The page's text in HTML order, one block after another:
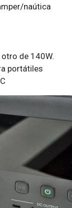
naútica
de 140W.
portátiles